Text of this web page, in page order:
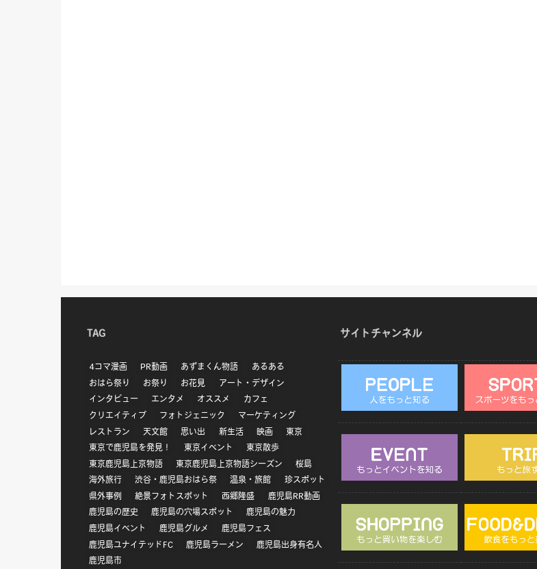
TAG
4コマ漫画 PR動画 あずまくん物語
あるある
おはら祭り
お祭り お花見
アート・デザイン
インタビュー
エンタメ オススメ
カフェ
クリエイティブ
フォトジェニック
マーケティング
レストラン
天文館 思い出 新生活 映画
東京
東京で鹿児島を発見！
東京イベント
東京散歩
東京鹿児島上京物語
東京鹿児島上京物語シーズン
桜島
海外旅行
渋谷・鹿児島おはら祭 温泉・旅館
珍スポット
県外事例
絶景フォトスポット 西郷隆盛
鹿児島RR動画
鹿児島の歴史
鹿児島の穴場スポット
鹿児島の魅力
鹿児島イベント
鹿児島グルメ
鹿児島フェス
鹿児島ユナイテッドFC
鹿児島ラーメン
鹿児島出身有名人
鹿児島市
サイトチャンネル